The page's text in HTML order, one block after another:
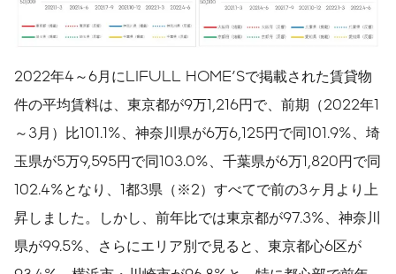
2022年4～6月にLIFULL HOME'Sで掲載された賃貸物
件の平均賃料は、東京都が9万1,216円で、前期（2022年1
～3月）比101.1%、神奈川県が6万6,125円で同101.9%、埼
玉県が5万9,595円で同103.0%、千葉県が6万1,820円で同
102.4%となり、1都3県（※2）すべてで前の3ヶ月より上
昇しました。しかし、前年比では東京都が97.3%、神奈川
県が99.5%、さらにエリア別で見ると、東京都心6区が